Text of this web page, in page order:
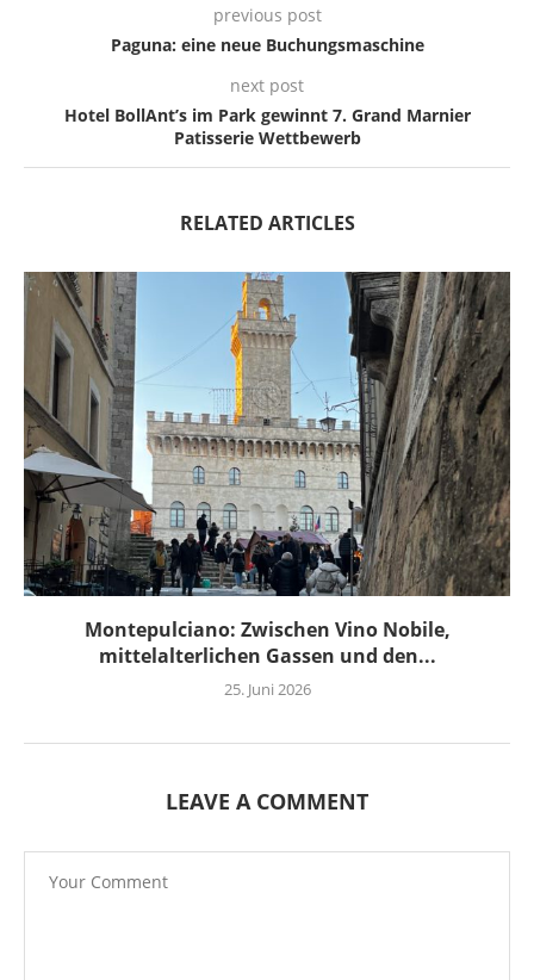
previous post
Paguna: eine neue Buchungsmaschine
next post
Hotel BollAnt’s im Park gewinnt 7. Grand Marnier
Patisserie Wettbewerb
RELATED ARTICLES
Montepulciano: Zwischen Vino Nobile,
mittelalterlichen Gassen und den...
25. Juni 2026
LEAVE A COMMENT